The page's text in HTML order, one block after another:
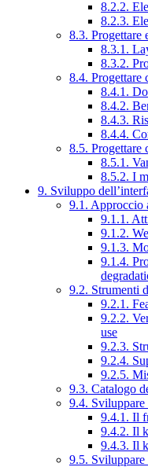
8.2.2.
8.2.3.
8.3. Progettare
8.3.1.
8.3.2.
8.4. Progettare
8.4.1.
8.4.2.
8.4.3.
8.4.4.
8.5. Progettare
8.5.1.
8.5.2. I
9. Sviluppo
9.1. Approccio
9.1.1.
9.1.2.
9.1.3.
9.1.4.
9.2. Strumenti
9.2.1.
9.2.2.
use
9.2.3.
9.2.4.
9.2.5.
9.3. Catalogo
9.4. Sviluppare
9.4.1. Il
9.4.2. Il
9.4.3. Il
9.5.